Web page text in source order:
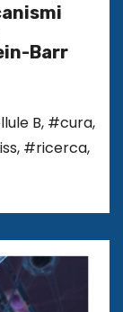
Barr
B, #cura,
, #ricerca,